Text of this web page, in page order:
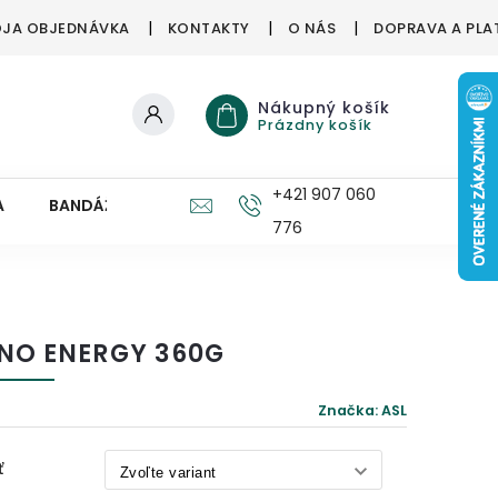
OBJEDNÁVKA KONTAKTY O NÁS DOPRAVA A
Nákupný košík
Prázdny košík
BANDÁŽE, ORTÉZY ZDRAVÉ HUBY
+421 907 060
776
ENERGY 360G
Značka:ASL